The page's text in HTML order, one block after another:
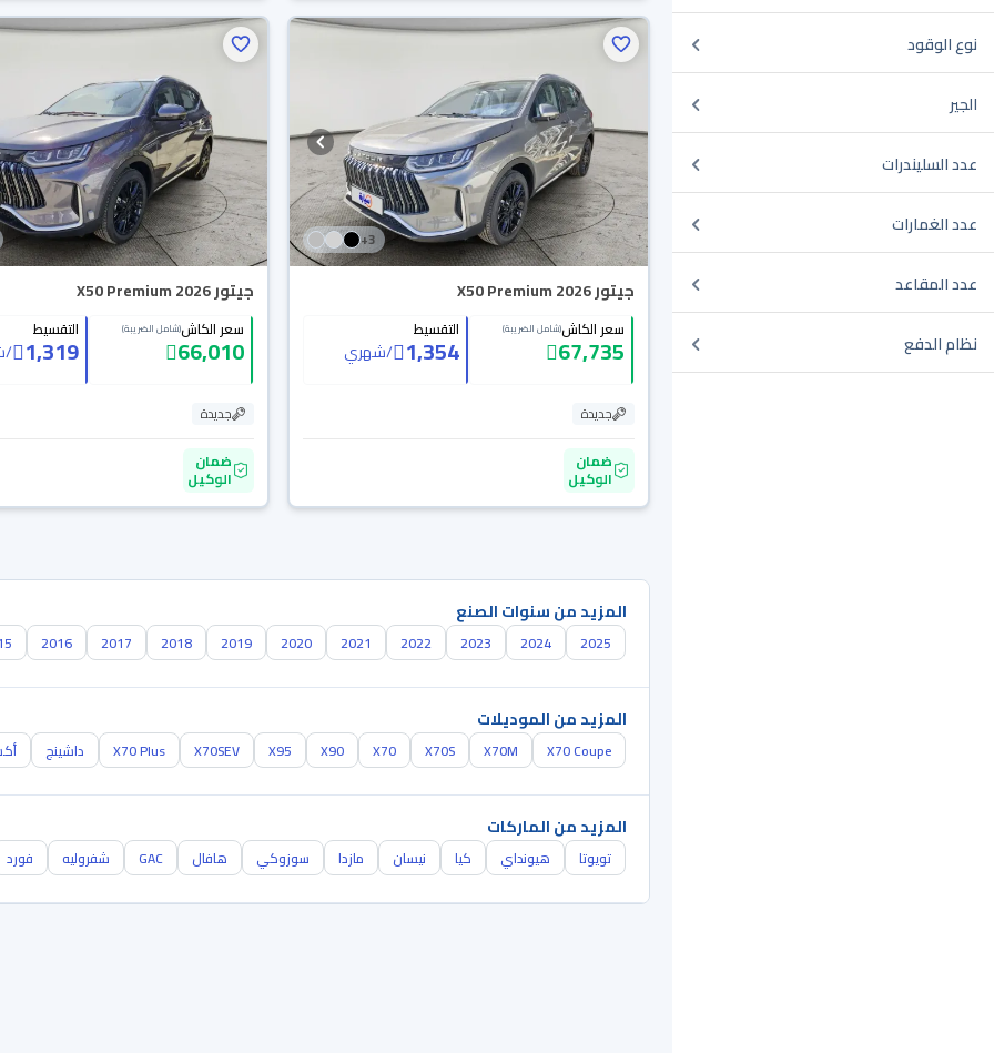
نوع الوقود
الجير
عدد السليندرات
عدد الغمارات
عدد المقاعد
نظام الدفع
3
+
جيتور X50 Premium 2026
سعر الكاش(شامل الضريبة)
67,735
التقسيط
1,354
/شهري
جديدة
ضمان
الوكيل
جيتور X50 Premium 2026
سعر الكاش(شامل الضريبة)
66,010
التقسيط
1,319
/
جديدة
ضمان
الوكيل
المزيد من سنوات الصنع
2025
2024
2023
2022
2021
2020
2019
2018
2017
2016
المزيد من الموديلات
X70 Coupe
X70M
X70S
X70
X90
X95
X70SEV
X70 Plus داشينج أكس
المزيد من الماركات
تويوتا هيونداي كيا نيسان مازدا سوزوكي هافال GAC شفروليه فورد